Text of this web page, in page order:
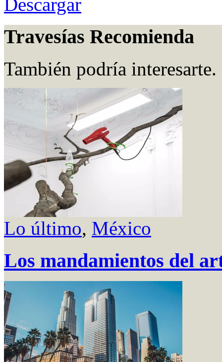
Descargar
Travesías Recomienda
También podría interesarte.
Lo último, México
Los mandamientos del